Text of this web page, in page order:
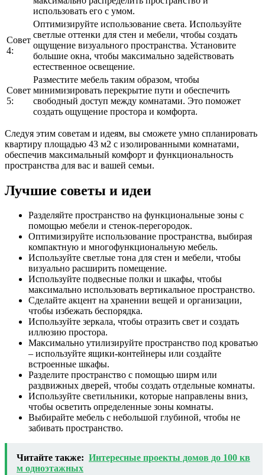
использовать его с умом.
Совет
4:
Оптимизируйте использование света. Используйте
светлые оттенки для стен и мебели, чтобы создать
ощущение визуального пространства. Установите
большие окна, чтобы максимально задействовать
естественное освещение.
Совет
5:
Разместите мебель таким образом, чтобы
минимизировать перекрытие пути и обеспечить
свободный доступ между комнатами. Это поможет
создать ощущение простора и комфорта.
Следуя этим советам и идеям, вы сможете умно спланировать
квартиру площадью 43 м2 с изолированными комнатами,
обеспечив максимальный комфорт и функциональность
пространства для вас и вашей семьи.
Лучшие советы и идеи
Разделяйте пространство на функциональные зоны с
помощью мебели и стенок-перегородок.
Оптимизируйте использование пространства, выбирая
компактную и многофункциональную мебель.
Используйте светлые тона для стен и мебели, чтобы
визуально расширить помещение.
Используйте подвесные полки и шкафы, чтобы
максимально использовать вертикальное пространство.
Сделайте акцент на хранении вещей и организации,
чтобы избежать беспорядка.
Используйте зеркала, чтобы отразить свет и создать
иллюзию простора.
Максимально утилизируйте пространство под кроватью
– используйте ящики-контейнеры или создайте
встроенные шкафы.
Разделите пространство с помощью ширм или
раздвижных дверей, чтобы создать отдельные комнаты.
Используйте светильники, которые направлены вниз,
чтобы осветить определенные зоны комнаты.
Выбирайте мебель с небольшой глубиной, чтобы не
забивать пространство.
Читайте также: Интересные проекты домов до 100 кв
м одноэтажных